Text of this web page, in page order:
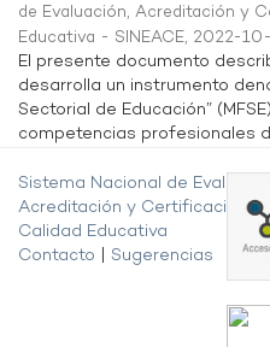
de Evaluación, Acreditación y
Educativa - SINEACE, 2022-
El presente documento
desarrolla un instrumento
Sectorial de Educación”
competencias profesionales
Sistema Nacional de
Acreditación y Certificación
Calidad Educativa
Contacto
Sugerencias